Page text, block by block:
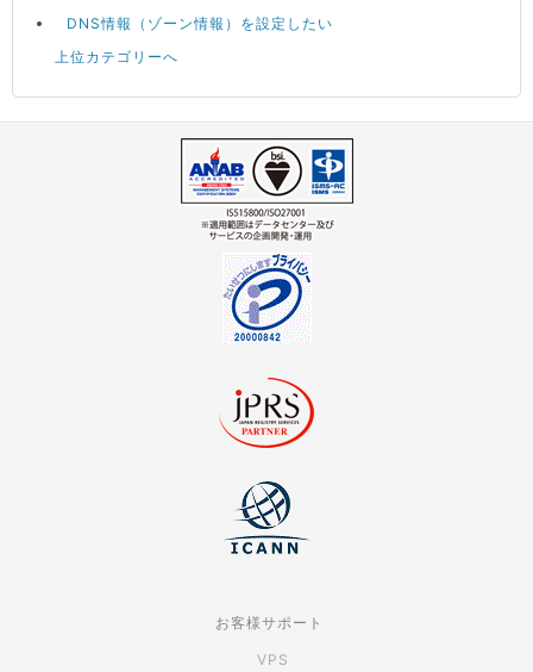
DNS情報（ゾーン情報）を設定したい
上位カテゴリーへ
お客様サポート
VPS